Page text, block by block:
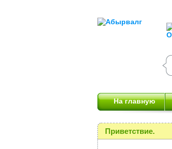
На главную
Приветствие.